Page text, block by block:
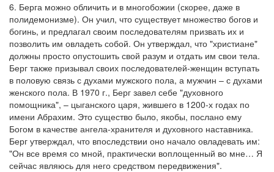
6. Берга можно обличить и в многобожии (скорее, даже в
полидемонизме). Он учил, что существует множество богов и
богинь, и предлагал своим последователям призвать их и
позволить им овладеть собой. Он утверждал, что "христиане"
должны просто опустошить свой разум и отдать им свои тела.
Берг также призывал своих последователей-женщин вступать
в половую связь с духами мужского пола, а мужчин – с духами
женского пола. В 1970 г., Берг завел себе "духовного
помощника", – цыганского царя, жившего в 1200-х годах по
имени Абрахим. Это существо было, якобы, послано ему
Богом в качестве ангела-хранителя и духовного наставника.
Берг утверждал, что впоследствии оно начало овладевать им:
"Он все время со мной, практически воплощенный во мне… Я
сейчас являюсь для него средством передвижения".